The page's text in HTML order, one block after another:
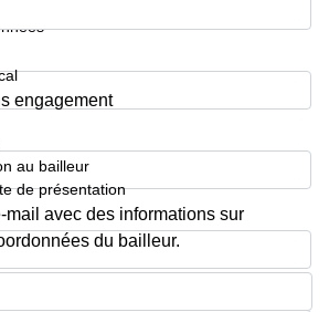
engagement
au bailleur
de présentation
mail avec des informations sur
du bailleur.